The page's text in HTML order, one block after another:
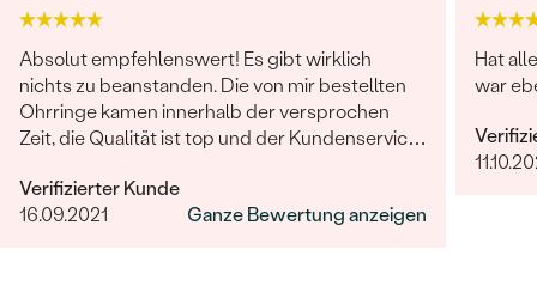
Absolut empfehlenswert! Es gibt wirklich
nichts zu beanstanden. Die von mir bestellten
Ohrringe kamen innerhalb der versprochen
Zeit, die Qualität ist top und der Kundenservice
Verifizierter Kunde
16.09.2021
Ganze Bewertung anzeigen
Hat
war